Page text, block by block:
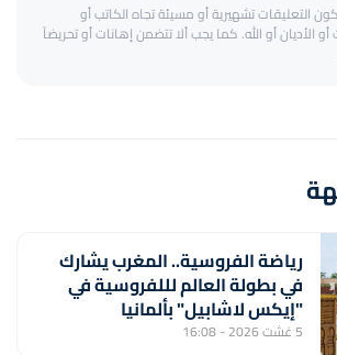
التعليقات تشهيرية أو مسيئة تجاه الكاتب أو
الأديان أو الله. كما يجب ألا تتضمن إهانات أو تحريضاً
رياضة الفروسية.. المغرب يشارك
في بطولة العالم لللفروسية في
"إيكس لاشابيل" بألمانيا
5 غشت 2026 - 16:08